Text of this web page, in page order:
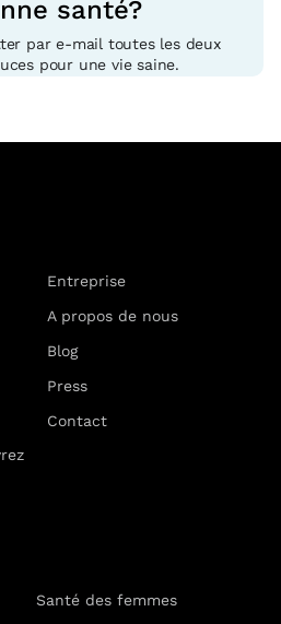
santé?
par e-mail toutes les deux
pour une vie saine.
Entreprise
A propos de nous
Blog
Press
Contact
Santé des femmes